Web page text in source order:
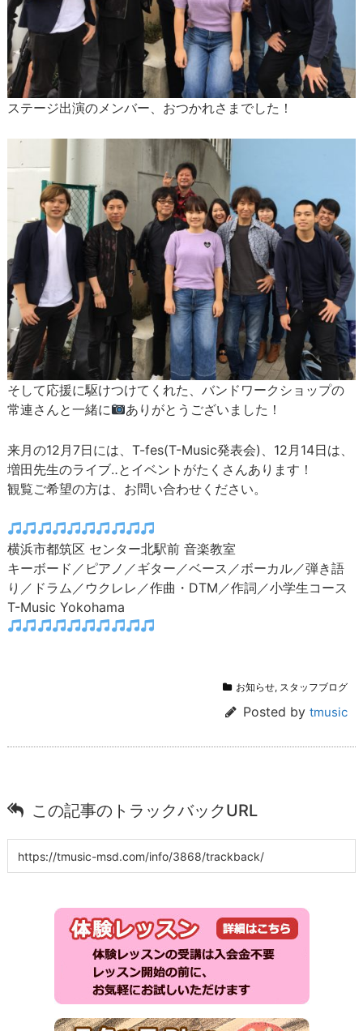
ステージ出演のメンバー、おつかれさまでした！
そして応援に駆けつけてくれた、バンドワークショップの
常連さんと一緒に
ありがとうございました！
来月の12月7日には、T-fes(T-Music発表会)、12月14日は、
増田先生のライブ‥とイベントがたくさんあります！
観覧ご希望の方は、お問い合わせください。
横浜市都筑区 センター北駅前 音楽教室
キーボード／ピアノ／ギター／ベース／ボーカル／弾き語
り／ドラム／ウクレレ／作曲・DTM／作詞／小学生コース
T-Music Yokohama
お知らせ, スタッフブログ
Posted by tmusic
この記事のトラックバックURL